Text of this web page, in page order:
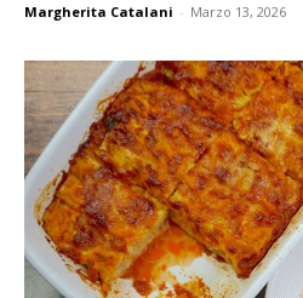
Margherita Catalani - Marzo 13, 2026